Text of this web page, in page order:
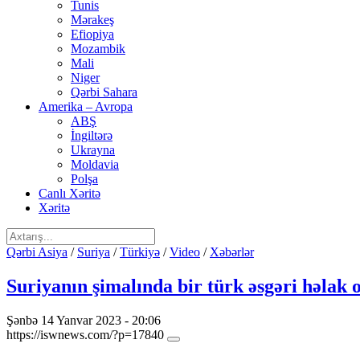
Tunis
Mərakeş
Efiopiya
Mozambik
Mali
Niger
Qərbi Sahara
Amerika – Avropa
ABŞ
İngiltərə
Ukrayna
Moldavia
Polşa
Canlı Xəritə
Xəritə
Qərbi Asiya / Suriya /Türkiyə /Video / Xəbərlər
Suriyanın şimalında bir türk əsgəri həlak
Şənbə 14 Yanvar 2023 - 20:06
https://iswnews.com/?p=17840